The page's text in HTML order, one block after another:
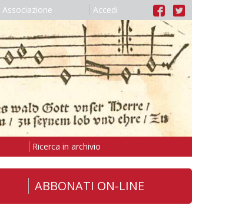
Associazione Accedi
Ricerca in archivio
ABBONATI ON-LINE